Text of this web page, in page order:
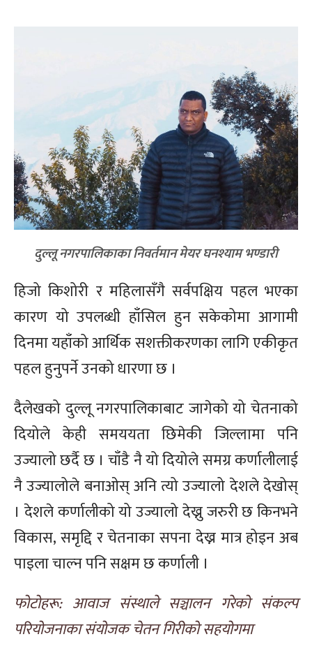
दुल्लू नगरपालिकाका निवर्तमान मेयर घनश्याम भण्डारी
हिजो किशोरी र महिलासँगै सर्वपक्षिय पहल भएका
कारण यो उपलब्धी हाँसिल हुन सकेकोमा आगामी
दिनमा यहाँको आर्थिक सशक्तीकरणका लागि एकीकृत
पहल हुनुपर्ने उनको धारणा छ ।
दैलेखको दुल्लू नगरपालिकाबाट जागेको यो चेतनाको
दियोले केही समययता छिमेकी जिल्लामा पनि
उज्यालो छर्दै छ । चाँडै नै यो दियोले समग्र कर्णालीलाई
नै उज्यालोले बनाओस् अनि त्यो उज्यालो देशले देखोस्
। देशले कर्णालीको यो उज्यालो देख्नु जरुरी छ किनभने
विकास, समृद्दि र चेतनाका सपना देख्न मात्र होइन अब
पाइला चाल्न पनि सक्षम छ कर्णाली ।
फोटोहरू: आवाज संस्थाले सञ्चालन गरेको संकल्प
परियोजनाका संयोजक चेतन गिरीको सहयोगमा